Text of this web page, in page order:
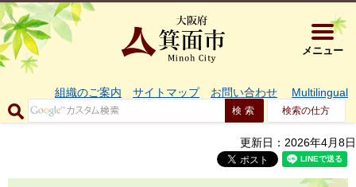
大阪府箕
メニュー
組織のご案内 サイトマップ お問い合わせ Multilingual
検索の仕方
更新日：2026年4月8日